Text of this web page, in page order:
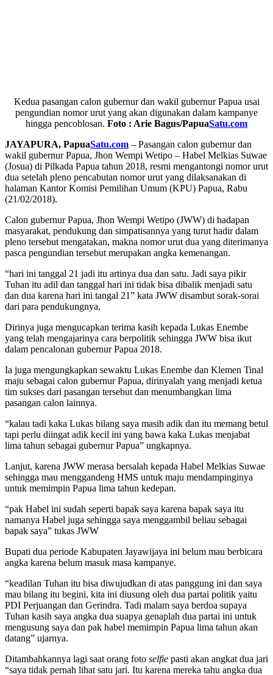
Kedua pasangan calon gubernur dan wakil gubernur Papua usai
pengundian nomor urut yang akan digunakan dalam kampanye
hingga pencoblosan. Foto : Arie Bagus/PapuaSatu.com
JAYAPURA, PapuaSatu.com – Pasangan calon gubernur dan
wakil gubernur Papua, Jhon Wempi Wetipo – Habel Melkias Suwae
(Josua) di Pilkada Papua tahun 2018, resmi mengantongi nomor urut
dua setelah pleno pencabutan nomor urut yang dilaksanakan di
halaman Kantor Komisi Pemilihan Umum (KPU) Papua, Rabu
(21/02/2018).
Calon gubernur Papua, Jhon Wempi Wetipo (JWW) di hadapan
masyarakat, pendukung dan simpatisannya yang turut hadir dalam
pleno tersebut mengatakan, makna nomor urut dua yang diterimanya
pasca pengundian tersebut merupakan angka kemenangan.
“hari ini tanggal 21 jadi itu artinya dua dan satu. Jadi saya pikir
Tuhan itu adil dan tanggal hari ini tidak bisa dibalik menjadi satu
dan dua karena hari ini tangal 21” kata JWW disambut sorak-sorai
dari para pendukungnya,
Dirinya juga mengucapkan terima kasih kepada Lukas Enembe
yang telah mengajarinya cara berpolitik sehingga JWW bisa ikut
dalam pencalonan gubernur Papua 2018.
Ia juga mengungkapkan sewaktu Lukas Enembe dan Klemen Tinal
maju sebagai calon gubernur Papua, dirinyalah yang menjadi ketua
tim sukses dari pasangan tersebut dan menumbangkan lima
pasangan calon lainnya.
“kalau tadi kaka Lukas bilang saya masih adik dan itu memang betul
tapi perlu diingat adik kecil ini yang bawa kaka Lukas menjabat
lima tahun sebagai gubernur Papua” ungkapnya.
Lanjut, karena JWW merasa bersalah kepada Habel Melkias Suwae
sehingga mau menggandeng HMS untuk maju mendampinginya
untuk memimpin Papua lima tahun kedepan.
“pak Habel ini sudah seperti bapak saya karena bapak saya itu
namanya Habel juga sehingga saya menggambil beliau sebagai
bapak saya” tukas JWW
Bupati dua periode Kabupaten Jayawijaya ini belum mau berbicara
angka karena belum masuk masa kampanye.
“keadilan Tuhan itu bisa diwujudkan di atas panggung ini dan saya
mau bilang itu begini, kita ini diusung oleh dua partai politik yaitu
PDI Perjuangan dan Gerindra. Tadi malam saya berdoa supaya
Tuhan kasih saya angka dua suapya genaplah dua partai ini untuk
mengusung saya dan pak habel memimpin Papua lima tahun akan
datang” ujarnya.
Ditambahkannya lagi saat orang foto selfie pasti akan angkat dua jari
“saya tidak pernah lihat satu jari. Itu karena mereka tahu angka dua